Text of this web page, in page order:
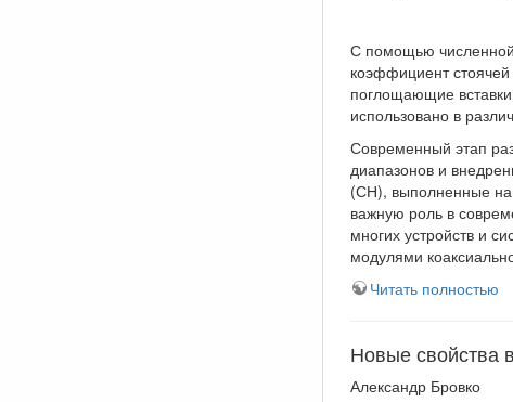
С помощью численной
коэффициент
поглощающие
использовано в
Современный этап
диапазонов и
(СН), выполненные на
важную роль в
многих устройств и
модулями
Читать полностью
Новые свойства
Александр Бровко